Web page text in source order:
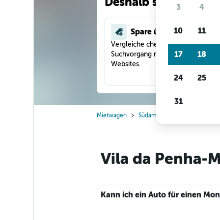
Spare über 40 %
Vergleiche checkfelix in einem
Suchvorgang mit anderen Reise-
Websites.
Mietwagen Südamerika
Vila da Penha-
Kann ich ein Auto für einen
3 4
10 11
17 18
24 25
31